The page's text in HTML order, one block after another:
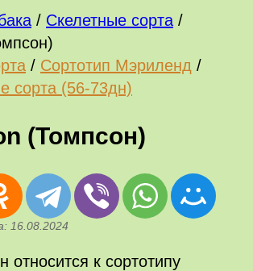
/ Скелетные сорта /
/ Сортотип Мэриленд /
сорта (56-73дн)
(Томпсон)
16.08.2024
относится к сортотипу